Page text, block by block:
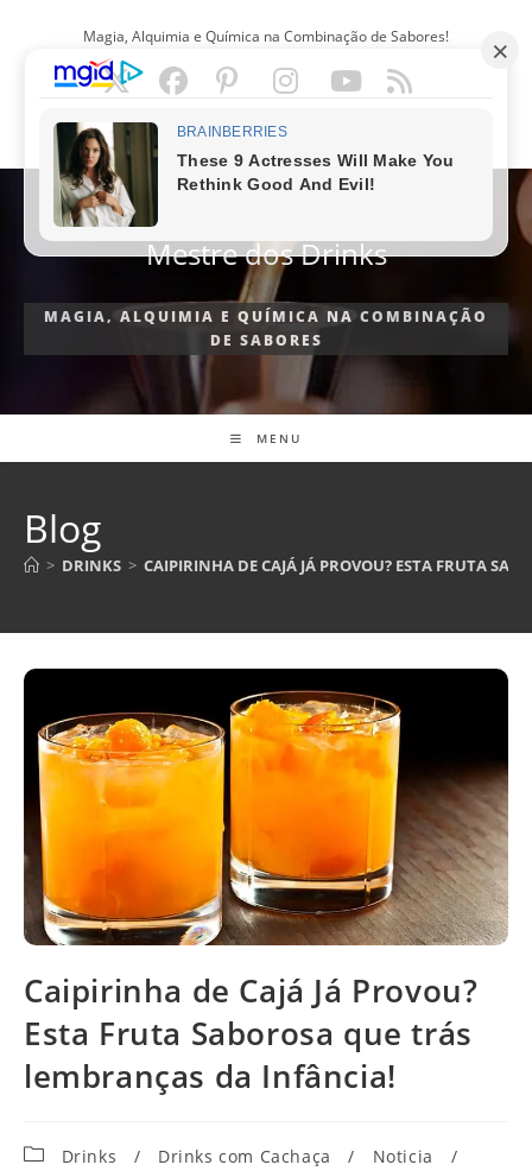
Magia, Alquimia e Química na Combinação de Sabores!
PORTUGUÊS
Mestre dos Drinks
MAGIA, ALQUIMIA E QUÍMICA NA COMBINAÇÃO
DE SABORES
MENU
Blog
> DRINKS > CAIPIRINHA DE CAJÁ JÁ PROVOU? ESTA FRUTA
Caipirinha de Cajá Já Provou?
Esta Fruta Saborosa que trás
lembranças da Infância!
Categoria
Drinks / Drinks com Cachaça / Noticia
/